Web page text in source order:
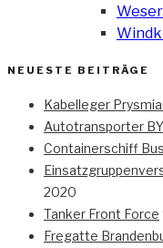
NEUESTE BEITRÄGE
Kabelleger
Autotransporter
Containerschiff
2020
Tanker Front Force
Fregatte